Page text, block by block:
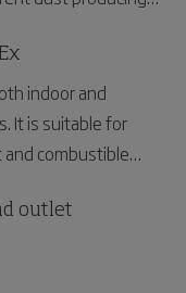
indoor and
It is suitable for
combustible
outlet